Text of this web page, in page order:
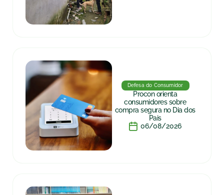
Defesa do Consumidor
Procon orienta
consumidores sobre
compra segura no Dia dos
Pais
06/08/2026